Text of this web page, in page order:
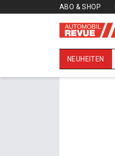
ABO & SHOP
NEUHEITEN